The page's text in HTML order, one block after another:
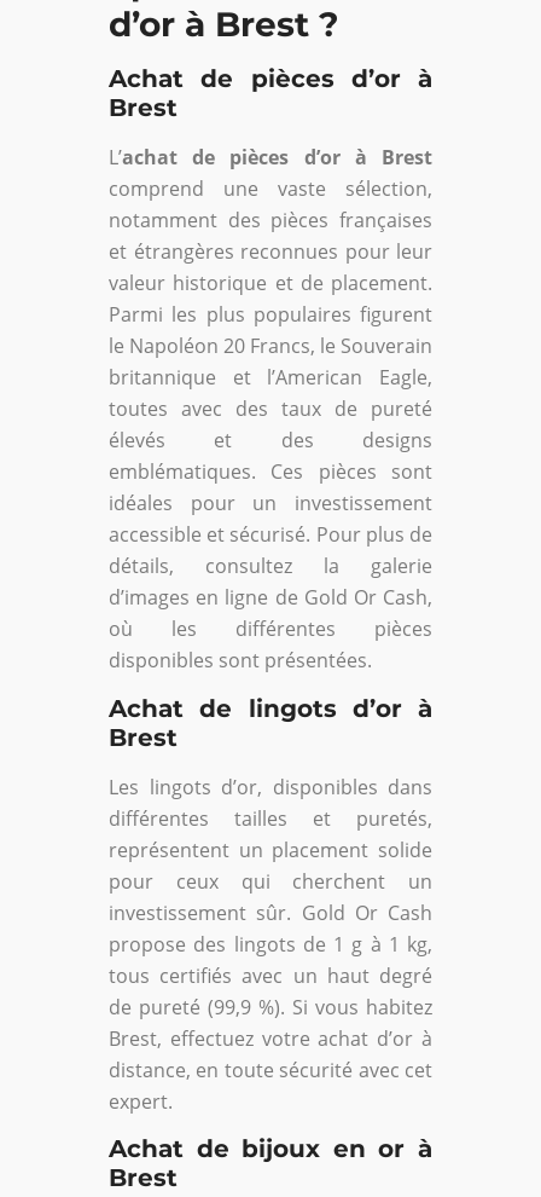
d’or à Brest ?
Achat de pièces d’or à
Brest
L’achat de pièces d’or à Brest
comprend une vaste sélection,
notamment des pièces françaises
et étrangères reconnues pour leur
valeur historique et de placement.
Parmi les plus populaires figurent
le Napoléon 20 Francs, le Souverain
britannique et l’American Eagle,
toutes avec des taux de pureté
élevés et des designs
emblématiques. Ces pièces sont
idéales pour un investissement
accessible et sécurisé. Pour plus de
détails, consultez la galerie
d’images en ligne de Gold Or Cash,
où les différentes pièces
disponibles sont présentées.
Achat de lingots d’or à
Brest
Les lingots d’or, disponibles dans
différentes tailles et puretés,
représentent un placement solide
pour ceux qui cherchent un
investissement sûr. Gold Or Cash
propose des lingots de 1 g à 1 kg,
tous certifiés avec un haut degré
de pureté (99,9 %). Si vous habitez
Brest, effectuez votre achat d’or à
distance, en toute sécurité avec cet
expert.
Achat de bijoux en or à
Brest